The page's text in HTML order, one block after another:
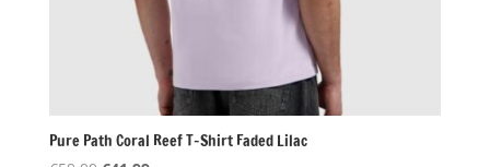
Pure Path Coral Reef T-Shirt Faded Lilac